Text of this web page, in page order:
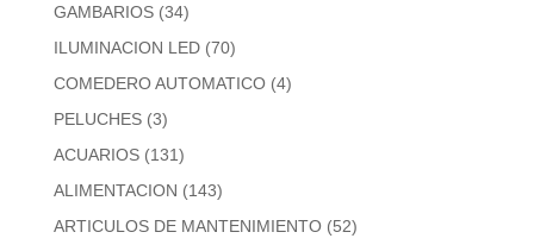
GAMBARIOS (34)
ILUMINACION LED (70)
COMEDERO AUTOMATICO (4)
PELUCHES (3)
ACUARIOS (131)
ALIMENTACION (143)
ARTICULOS DE MANTENIMIENTO (52)